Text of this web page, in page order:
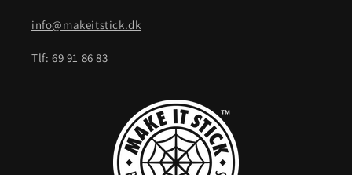
info@makeitstick.dk
Tlf: 69 91 86 83